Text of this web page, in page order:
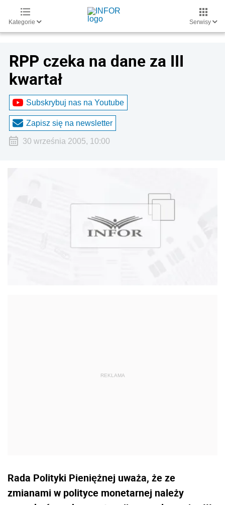
Kategorie Serwisy
RPP czeka na dane za III
kwartał
Subskrybuj nas na Youtube
Zapisz się na newsletter
30 września 2005, 10:00
Rada Polityki Pieniężnej uważa, że ze
zmianami w polityce monetarnej należy